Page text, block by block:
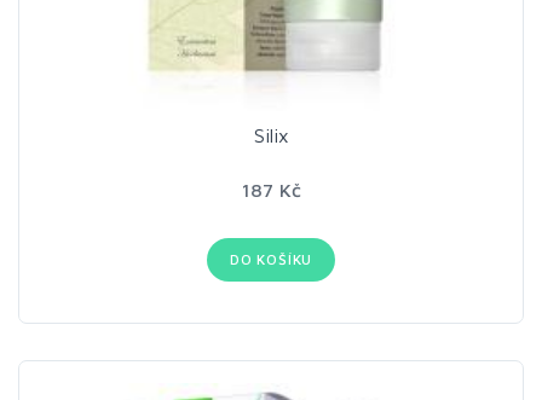
Silix
187 Kč
DO KOŠÍKU